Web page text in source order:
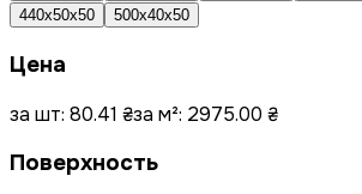
440x50x50
500x40x50
Цена
за шт: 80.41 ₴за м²: 2975.00 ₴
Поверхность